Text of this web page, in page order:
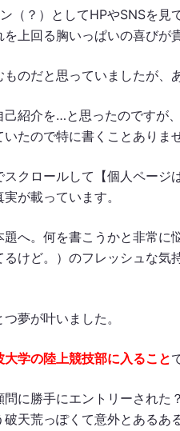
（？）としてHPやSNSを
上回る胸いっぱいの喜びが
のだと思っていましたが、
己紹介を…と思ったのです
たので特に書くことありま
クロールして【個人ペー
が載っています。
へ。何を書こうかと非常
るけど。）のフレッシュな
夢が叶いました。
大学の陸上競技部に入ること
に勝手にエントリーされ
天荒っぽくて意外とある